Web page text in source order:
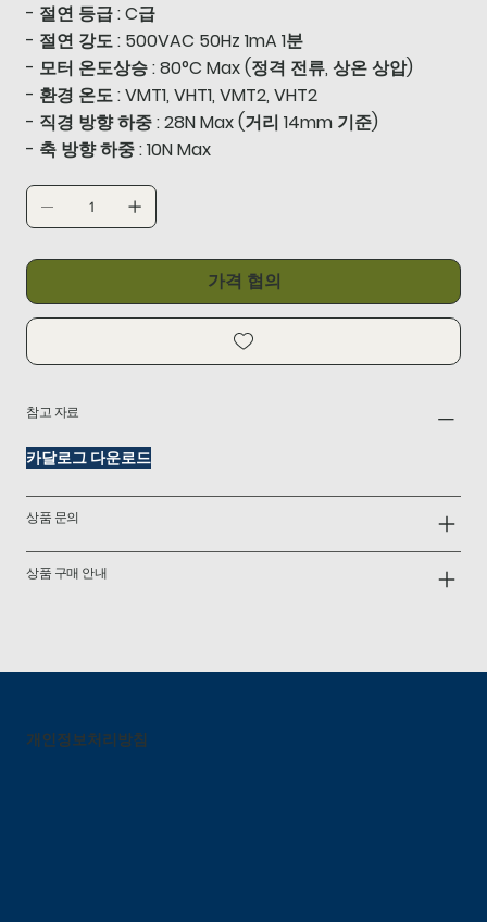
- 절연 등급 : C급
- 절연 강도 : 500VAC 50Hz 1mA 1분
- 모터 온도상승 : 80°C Max (정격 전류, 상온 상압)
- 환경 온도 : VMT1, VHT1, VMT2, VHT2
- 직경 방향 하중 : 28N Max (거리 14mm 기준)
- 축 방향 하중 : 10N Max
가격 협의
참고 자료
카달로그 다운로드
상품 문의
상품 구매 안내
개인정보처리방침